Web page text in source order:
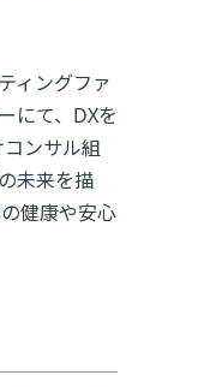
ィングファ
にて、DXを
ンサル組
未来を描
健康や安心